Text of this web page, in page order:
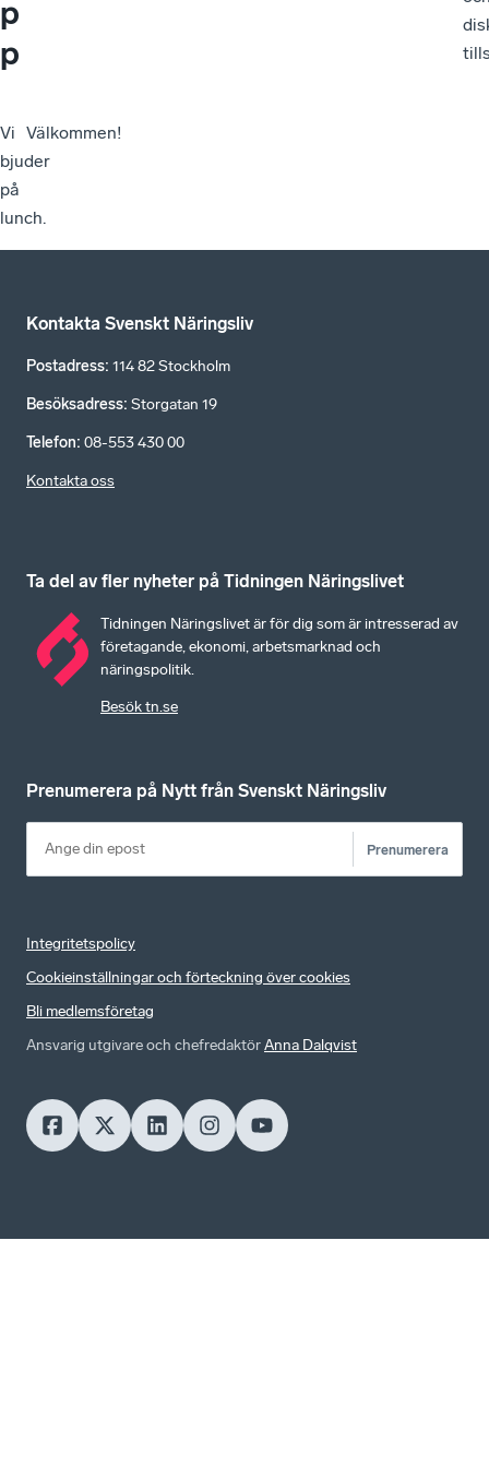
p
p
Vi
bjuder
på
lunch.
Välkommen!
Kontakta Svenskt Näringsliv
Postadress: 114 82 Stockholm
Besöksadress: Storgatan 19
Telefon: 08-553 430 00
Kontakta oss
Ta del av fler nyheter på Tidningen Näringslivet
Tidningen Näringslivet är för dig som är intresserad av
företagande, ekonomi, arbetsmarknad och
näringspolitik.
Besök tn.se
Prenumerera på Nytt från Svenskt Näringsliv
Prenumerera
Integritetspolicy
Cookieinställningar och förteckning över cookies
Bli medlemsföretag
Ansvarig utgivare och chefredaktörAnna Dalqvist